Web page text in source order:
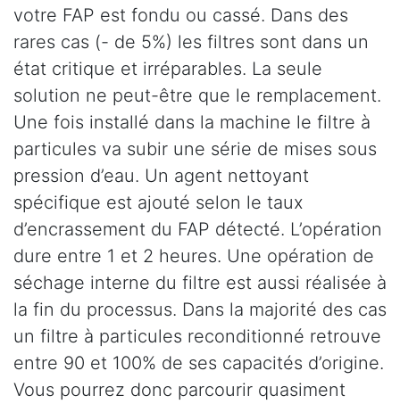
votre FAP est fondu ou cassé. Dans des
rares cas (- de 5%) les filtres sont dans un
état critique et irréparables. La seule
solution ne peut-être que le remplacement.
Une fois installé dans la machine le filtre à
particules va subir une série de mises sous
pression d’eau. Un agent nettoyant
spécifique est ajouté selon le taux
d’encrassement du FAP détecté. L’opération
dure entre 1 et 2 heures. Une opération de
séchage interne du filtre est aussi réalisée à
la fin du processus. Dans la majorité des cas
un filtre à particules reconditionné retrouve
entre 90 et 100% de ses capacités d’origine.
Vous pourrez donc parcourir quasiment